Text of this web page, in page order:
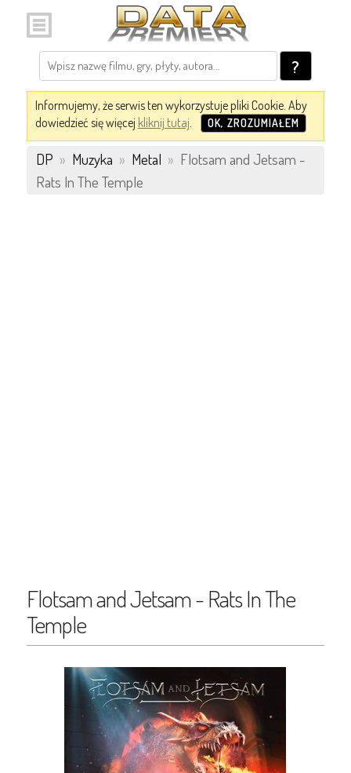
?
Informujemy, że serwis ten wykorzystuje pliki Cookie. Aby
dowiedzieć się więcej kliknij tutaj. OK, ZROZUMIAŁEM
DP » Muzyka » Metal » Flotsam and Jetsam -
Rats In The Temple
Flotsam and Jetsam - Rats In The
Temple